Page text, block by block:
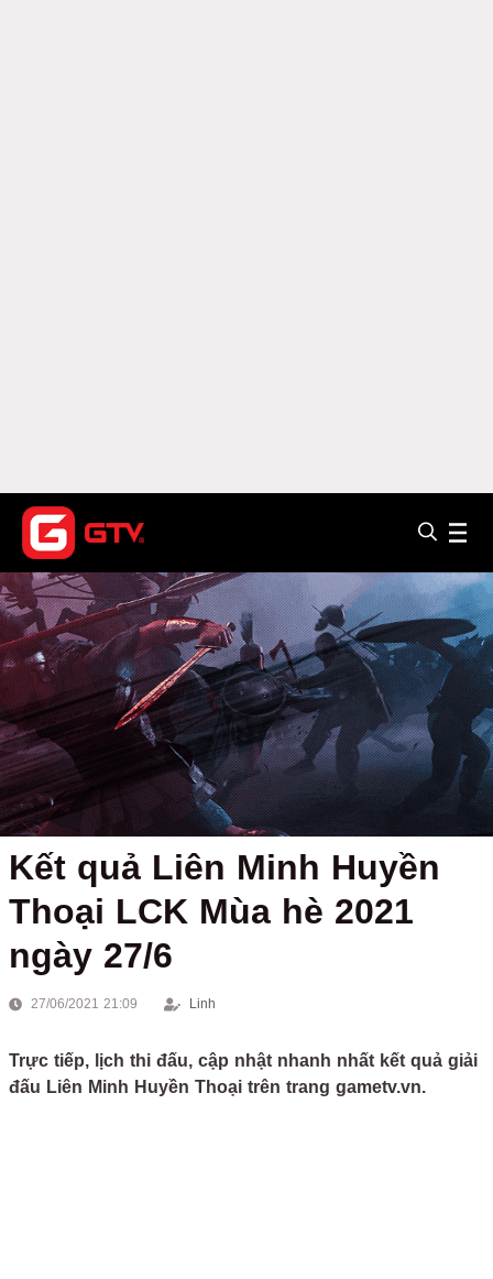
Kết quả Liên Minh Huyền
Thoại LCK Mùa hè 2021
ngày 27/6
27/06/2021 21:09 Linh
Trực tiếp, lịch thi đấu, cập nhật nhanh nhất kết quả giải
đấu Liên Minh Huyền Thoại trên trang gametv.vn.